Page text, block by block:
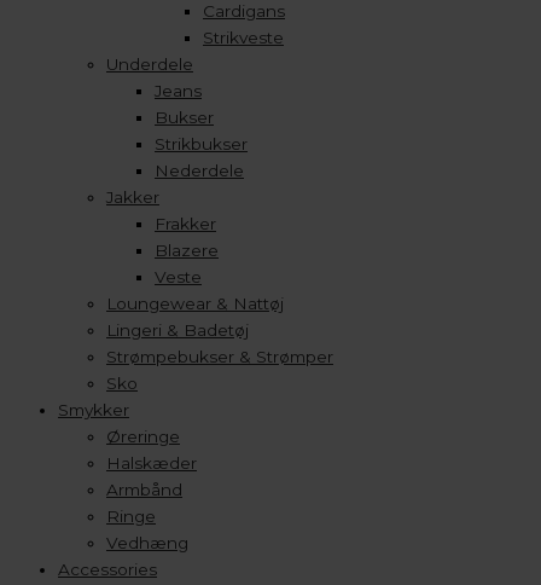
Cardigans
Strikveste
Underdele
Jeans
Bukser
Strikbukser
Nederdele
Jakker
Frakker
Blazere
Veste
Loungewear & Nattøj
Lingeri & Badetøj
Strømpebukser & Strømper
Sko
Smykker
Øreringe
Halskæder
Armbånd
Ringe
Vedhæng
Accessories